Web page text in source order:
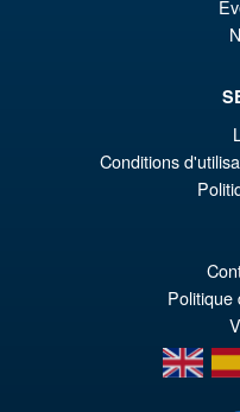
Conditions
Politique
en
es